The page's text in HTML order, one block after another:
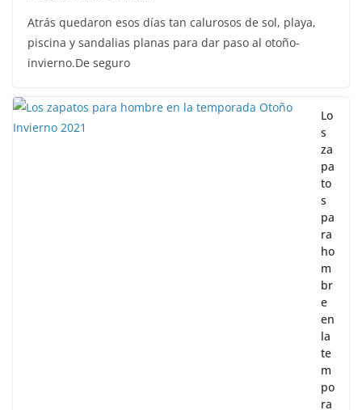
Atrás quedaron esos días tan calurosos de sol, playa,
piscina y sandalias planas para dar paso al otoño-
invierno.De seguro
Lo
s
za
pa
to
s
pa
ra
ho
m
br
e
en
la
te
m
po
ra